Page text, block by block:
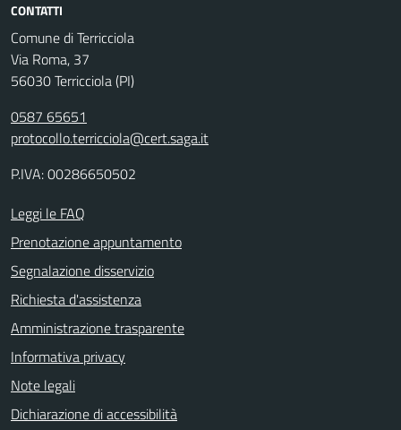
CONTATTI
Comune di Terricciola
Via Roma, 37
56030 Terricciola (PI)
0587 65651
protocollo.terricciola@cert.saga.it
P.IVA: 00286650502
Leggi le FAQ
Prenotazione appuntamento
Segnalazione disservizio
Richiesta d'assistenza
Amministrazione trasparente
Informativa privacy
Note legali
Dichiarazione di accessibilità